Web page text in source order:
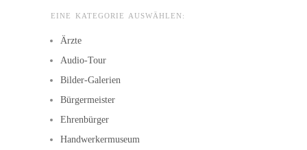
EINE KATEGORIE AUSWÄHLEN:
Ärzte
Audio-Tour
Bilder-Galerien
Bürgermeister
Ehrenbürger
Handwerkermuseum